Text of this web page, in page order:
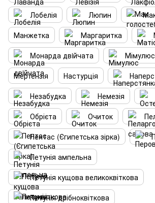
Лобелія
Люпин
Манжетка
Маргаритка
Mонарда двiйчата
Мімулюс
Мертензія
Настурція
Незабудка
Немезія
Обрієта
Очиток
Пентас (Єгипетська зірка)
Петунія ампельна
Петунія кущова великоквіткова
Петунія дрібноквіткова